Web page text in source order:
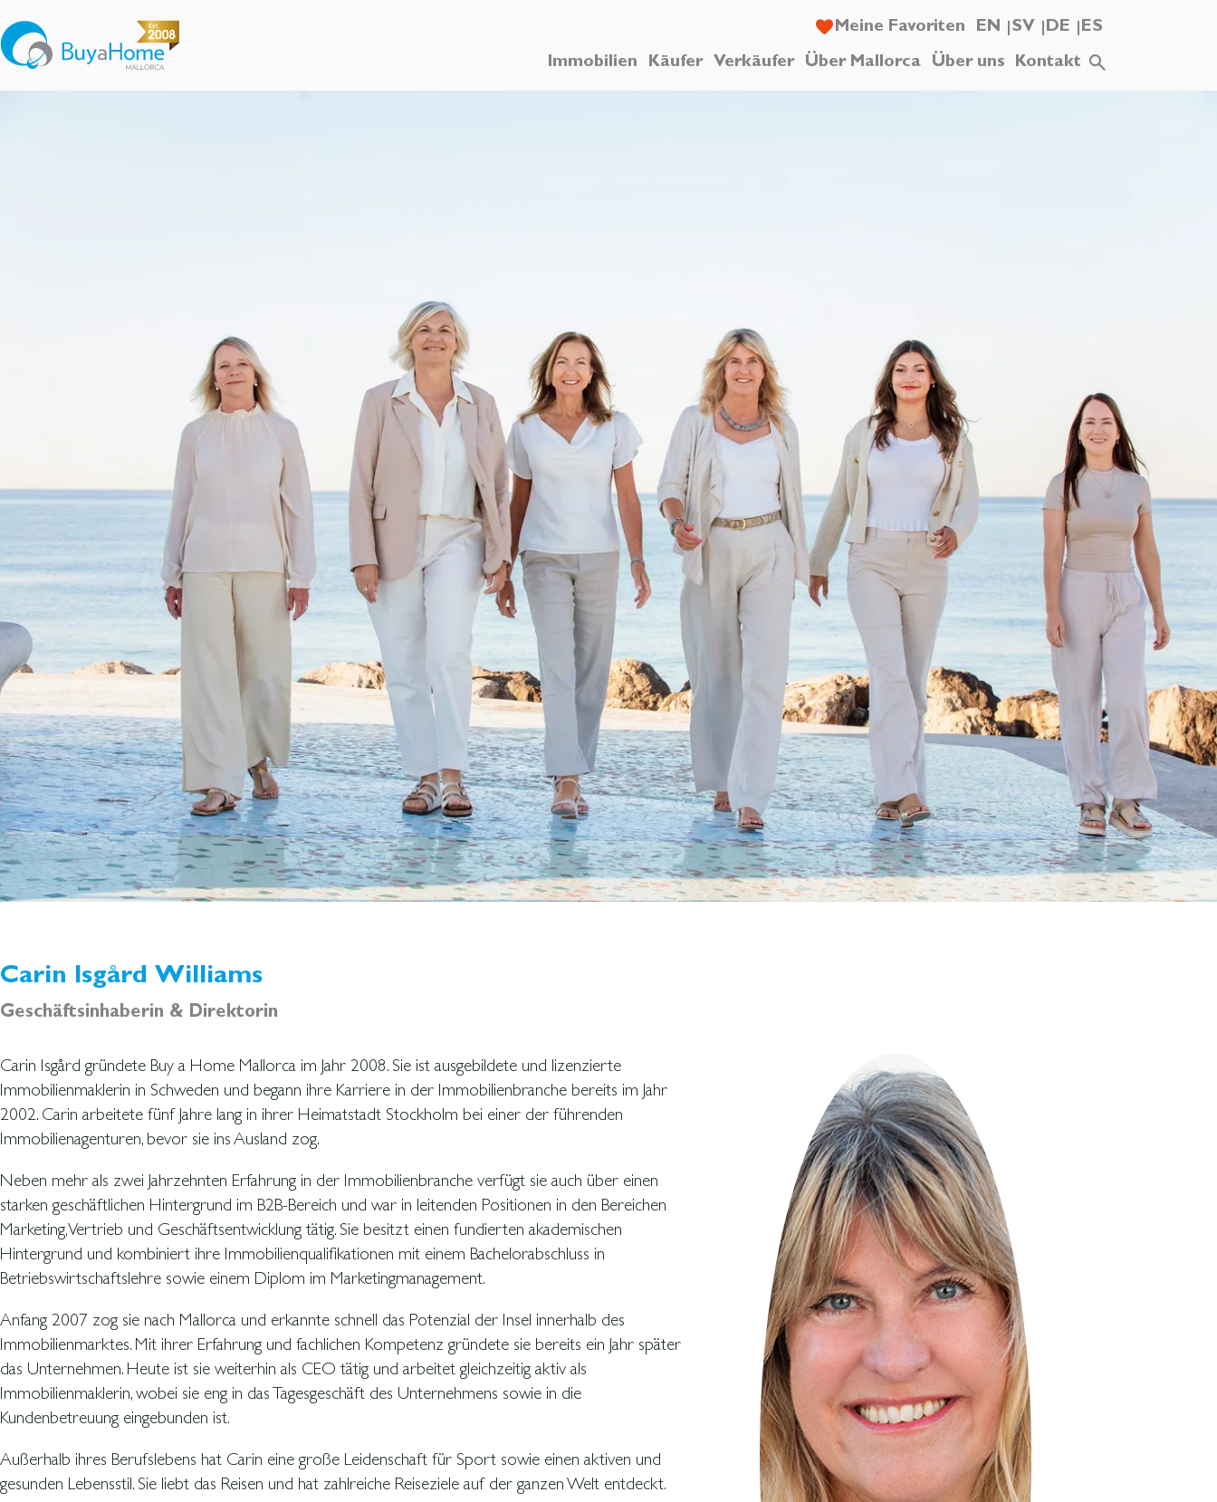
Meine Favoriten EN SV DE ES
Immobilien Käufer Verkäufer Über Mallorca Über uns Kontakt
Carin Isgård Williams
Geschäftsinhaberin & Direktorin
Carin Isgård gründete Buy a Home Mallorca im Jahr 2008. Sie ist ausgebildete und lizenzierte
Immobilienmaklerin in Schweden und begann ihre Karriere in der Immobilienbranche bereits im Jahr
2002. Carin arbeitete fünf Jahre lang in ihrer Heimatstadt Stockholm bei einer der führenden
Immobilienagenturen, bevor sie ins Ausland zog.
Neben mehr als zwei Jahrzehnten Erfahrung in der Immobilienbranche verfügt sie auch über einen
starken geschäftlichen Hintergrund im B2B-Bereich und war in leitenden Positionen in den Bereichen
Marketing, Vertrieb und Geschäftsentwicklung tätig. Sie besitzt einen fundierten akademischen
Hintergrund und kombiniert ihre Immobilienqualifikationen mit einem Bachelorabschluss in
Betriebswirtschaftslehre sowie einem Diplom im Marketingmanagement.
Anfang 2007 zog sie nach Mallorca und erkannte schnell das Potenzial der Insel innerhalb des
Immobilienmarktes. Mit ihrer Erfahrung und fachlichen Kompetenz gründete sie bereits ein Jahr später
das Unternehmen. Heute ist sie weiterhin als CEO tätig und arbeitet gleichzeitig aktiv als
Immobilienmaklerin, wobei sie eng in das Tagesgeschäft des Unternehmens sowie in die
Kundenbetreuung eingebunden ist.
Außerhalb ihres Berufslebens hat Carin eine große Leidenschaft für Sport sowie einen aktiven und
gesunden Lebensstil. Sie liebt das Reisen und hat zahlreiche Reiseziele auf der ganzen Welt entdeckt.